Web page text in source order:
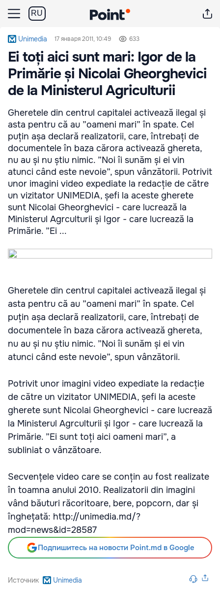
RU
Unimedia 17 января 2011, 10:49 633
Ei toți aici sunt mari: Igor de la
Primărie și Nicolai Gheorghevici
de la Ministerul Agriculturii
Gheretele din centrul capitalei activează ilegal și
asta pentru că au ”oameni mari” în spate. Cel
puțin așa declară realizatorii, care, întrebați de
documentele în baza cărora activează ghereta,
nu au și nu știu nimic. ”Noi îi sunăm și ei vin
atunci când este nevoie”, spun vânzătorii. Potrivit
unor imagini video expediate la redacție de către
un vizitator UNIMEDIA, șefi la aceste gherete
sunt Nicolai Gheorghevici - care lucrează la
Ministerul Agrculturii și Igor - care lucrează la
Primărie. ”Ei ...
Gheretele din centrul capitalei activează ilegal și
asta pentru că au ”oameni mari” în spate. Cel
puțin așa declară realizatorii, care, întrebați de
documentele în baza cărora activează ghereta,
nu au și nu știu nimic. ”Noi îi sunăm și ei vin
atunci când este nevoie”, spun vânzătorii.
Potrivit unor imagini video expediate la redacție
de către un vizitator UNIMEDIA, șefi la aceste
gherete sunt Nicolai Gheorghevici - care lucrează
la Ministerul Agrculturii și Igor - care lucrează la
Primărie. ”Ei sunt toți aici oameni mari”, a
subliniat o vânzătoare.
Secvențele video care se conțin au fost realizate
în toamna anului 2010. Realizatorii din imagini
vând băuturi răcoritoare, bere, popcorn, dar și
înghețată: http://unimedia.md/?
mod=news&id=28587
Подпишитесь на новости Point.md в Google
Источник Unimedia